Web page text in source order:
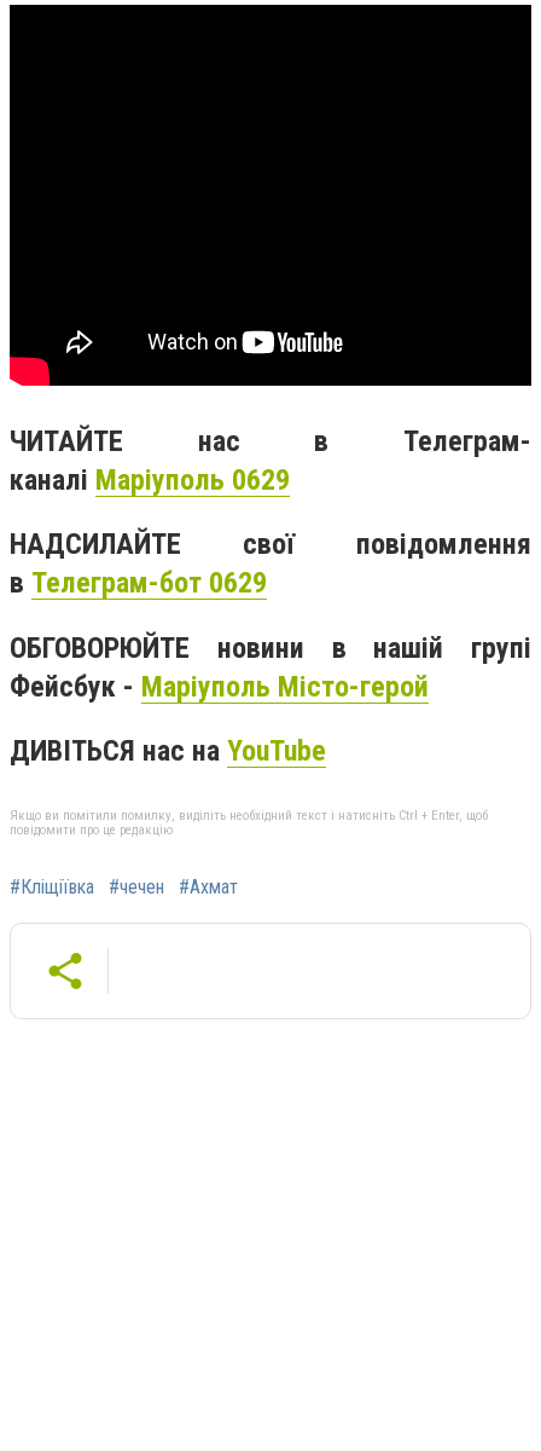
ЧИТАЙТЕ нас в Телеграм-
каналі Маріуполь 0629
НАДСИЛАЙТЕ свої повідомлення
в Телеграм-бот 0629
ОБГОВОРЮЙТЕ новини в нашій групі
Фейсбук - Маріуполь Місто-герой
ДИВІТЬСЯ нас на YouTube
Якщо ви помітили помилку, виділіть необхідний текст і натисніть Ctrl + Enter, щоб
повідомити про це редакцію
#Кліщіївка #чечен #Ахмат